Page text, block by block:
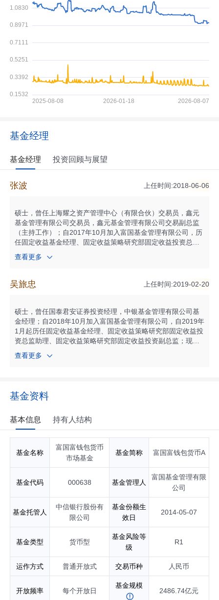
基金经理
基金经理 投资回顾与展望
张波 上任时间:2018-06-06
硕士，曾任上海耀之资产管理中心（有限合伙）交易员，鑫元
基金管理有限公司交易员，鑫元基金管理有限公司交易副总监
（主持工作）；自2017年10月加入富国基金管理有限公司，历
任固定收益基金经理、固定收益策略研究部固定收益投资总监
助理；现任富国基金固定收益策略研究部固定收益投资副总监
兼固定收益基金经理。自2018年01月起任富国天时货币市场基
金基金经理；自2018年06月起任富国富钱包货币市场基金基金
经理；自2018年08月起任富国安益货币市场基金基金经理；自
19年05月起任富国国有企业债债券型证券投资基金基金经理；
自2021年11月起任富国安利90天滚动持有债券型证券投资基金
基金经理；自2021年12月起任富国中证同业存单AAA指数7天
持有期证券投资基金基金经理；自2025年11月起任富国安元12
资格。
查看更多
吴旅忠 上任时间:2019-02-20
硕士，曾任国泰君安证券投资经理，中银基金管理有限公司基
金经理；自2018年10月加入富国基金管理有限公司，自2019年
1月起历任固定收益基金经理、固定收益策略研究部固定收益投
资总监助理、固定收益策略研究部固定收益投资副总监；现任
富国基金固定收益策略研究部副总经理，兼任富国基金高级固
定收益基金经理。自2019年02月起任富国安益货币市场基金基
19年02月起任富国收益宝交易型货币市场基金基金经理；自20
19年04月起任富国中债-1-3年国开行债券指数证券投资基金基
券投资基金基金经理；自2021年04月起任富国安泰90天滚动持
有短债债券型证券投资基金基金经理；自2022年12月起任富国
安慧短债债券型证券投资基金基金经理；自2023年09月起任富
国安恒60天持有期债券型发起式证券投资基金基金经理；自20
24年12月起任富国安泽债券型证券投资基金基金经理；具有基
金从业资格。
查看更多
基金资料
基本信息 持有人结构
基金名称
富国富钱包货币
市场基金
基金简称 富国富钱包货币A
基金代码 000638 基金管理人
富国基金管理有限
公司
基金托管人
中信银行股份有
限公司
基金份额生
效日
2014-05-07
基金类型 货币型
基金风险等
级
R1
运作方式 普通开放式 交易币种 人民币
开放频率 每个开放日
基金规模
2486.74亿元